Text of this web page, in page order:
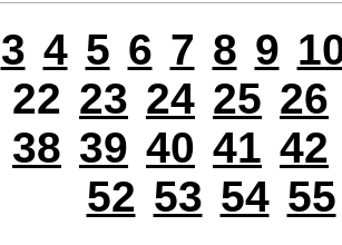
3 4 5 6 7 8 9
22 23 24 25 26
38 39 40 41 42
52 53 54 55